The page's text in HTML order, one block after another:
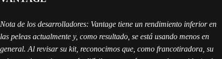
Nota de los desarrolladores: Vantage tiene un rendimiento inferior en
las peleas actualmente y, como resultado, se está usando menos en
general. Al revisar su kit, reconocimos que, como francotiradora, su